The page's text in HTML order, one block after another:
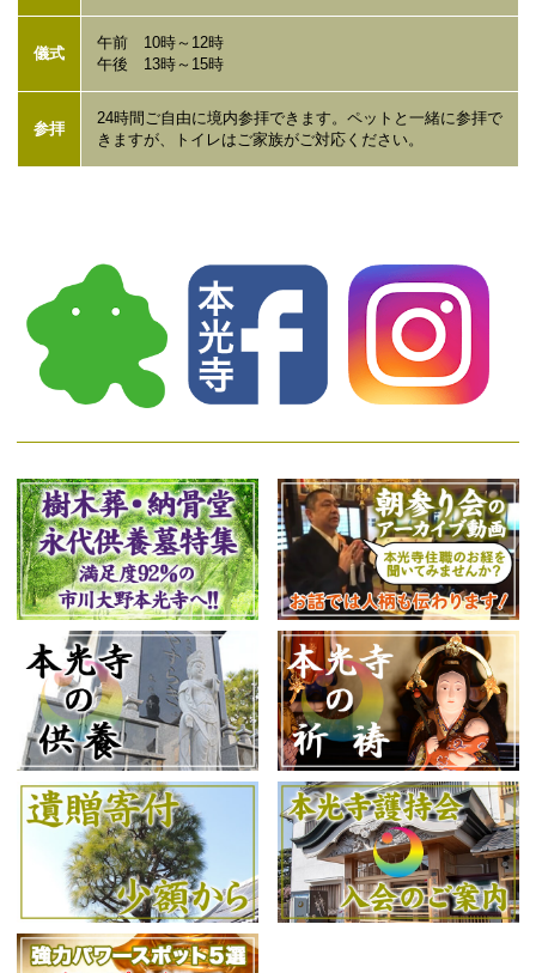
2026.5.1 ペット霊園のお供物（ペットフード、ドッグフー
ド、キャットフード）を動物愛護センターに寄付しました。
2026.4.29 市川大野ハンドメイドマルシェぽっくんフェスを
2026.4.10 小規模保育園hikari（新入園児）へ絵本「木魚の
ぽっくん」を19冊寄贈しました。
2026.3.20 永代供養合同供養大祭とあわせて、春のお彼岸法
2026.1.18 新年ご祈祷を開催しました。日程スケジュール
2026.1.8 冬の大祭 新春初祈祷祭を開催しました。
2026.1.1-3 ぽっくん子供初詣を開催しました。日程スケジ
ュール
2025.11.27 「おもちゃりてぃ」での売上金19,000円を、市
川市の①子育て支援と②高齢者・障がい者等の社会福祉に寄
附しました。
2025.11.9 七五三ぽっくん祭りを開催しました。日程スケジ
ュール
2025.10.28 秋の大祭『御会式（おえしき）』を開催しまし
た。
儀式
午前 10時～12時
午後 13時～15時
参拝
24時間ご自由に境内参拝できます。ペットと一緒に参拝で
きますが、トイレはご家族がご対応ください。